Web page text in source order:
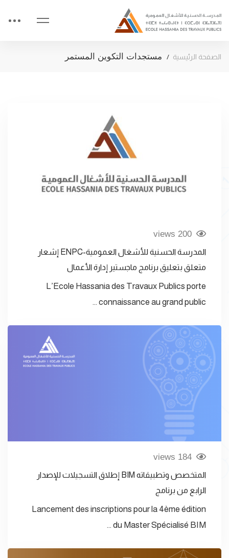
الصفحة الرئيسية مستجدات التكوين المستمر
200 views
المدرسة الحسنية للأشغال العمومية-ENPC إشعار
متعلق بتعليق برنامج ماجستير إدارة الأعمال
L’Ecole Hassania des Travaux Publics porte
connaissance au grand public …
184 views
المتخصص وتطبيقاته BIM إطلاق التسجيلات للإصدار
الرابع من برنامج
Lancement des inscriptions pour la 4ème édition
du Master Spécialisé BIM …